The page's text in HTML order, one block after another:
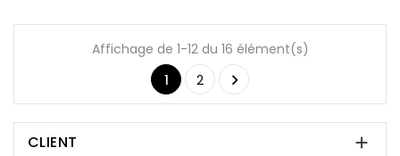
Affichage de 1-12 du 16 élément(s)
1
2 
CLIENT 